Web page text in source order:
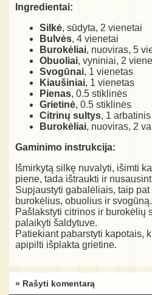
Ingredientai:
Silkė, sūdyta, 2 vienetai
Bulvės, 4 vienetai
Burokėliai, nuoviras, 5
Obuoliai, vyniniai, 2
Svogūnai, 1 vienetas
Kiaušiniai, 1 vienetas
Pienas, 0.5 stiklinės
Grietinė, 0.5 stiklinės
Citrinų sultys, 1
Burokėliai, nuoviras, 2
Gaminimo instrukcija:
Išmirkytą silkę nuvalyti, išimti
piene, tada ištraukti ir
Supjaustyti gabalėliais, taip
burokėlius, obuolius ir svogūną.
Pašlakstyti citrinos ir burokėlių
palaikyti šaldytuve.
Patiekiant pabarstyti kapotais,
apipilti išplakta grietine.
» Rašyti komentarą